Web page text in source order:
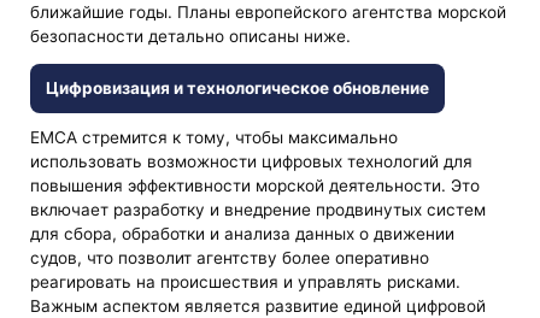
ближайшие годы. Планы европейского агентства морской
безопасности детально описаны ниже.
Цифровизация и технологическое обновление
ЕМСА стремится к тому, чтобы максимально
использовать возможности цифровых технологий для
повышения эффективности морской деятельности. Это
включает разработку и внедрение продвинутых систем
для сбора, обработки и анализа данных о движении
судов, что позволит агентству более оперативно
реагировать на происшествия и управлять рисками.
Важным аспектом является развитие единой цифровой